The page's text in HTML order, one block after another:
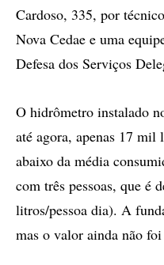
Cardoso, 335, por
Nova Cedae e uma
Defesa dos Serviços
O hidrômetro instalado
até agora, apenas 17 mil
abaixo da média
com três pessoas, que é
litros/pessoa dia). A
mas o valor ainda não